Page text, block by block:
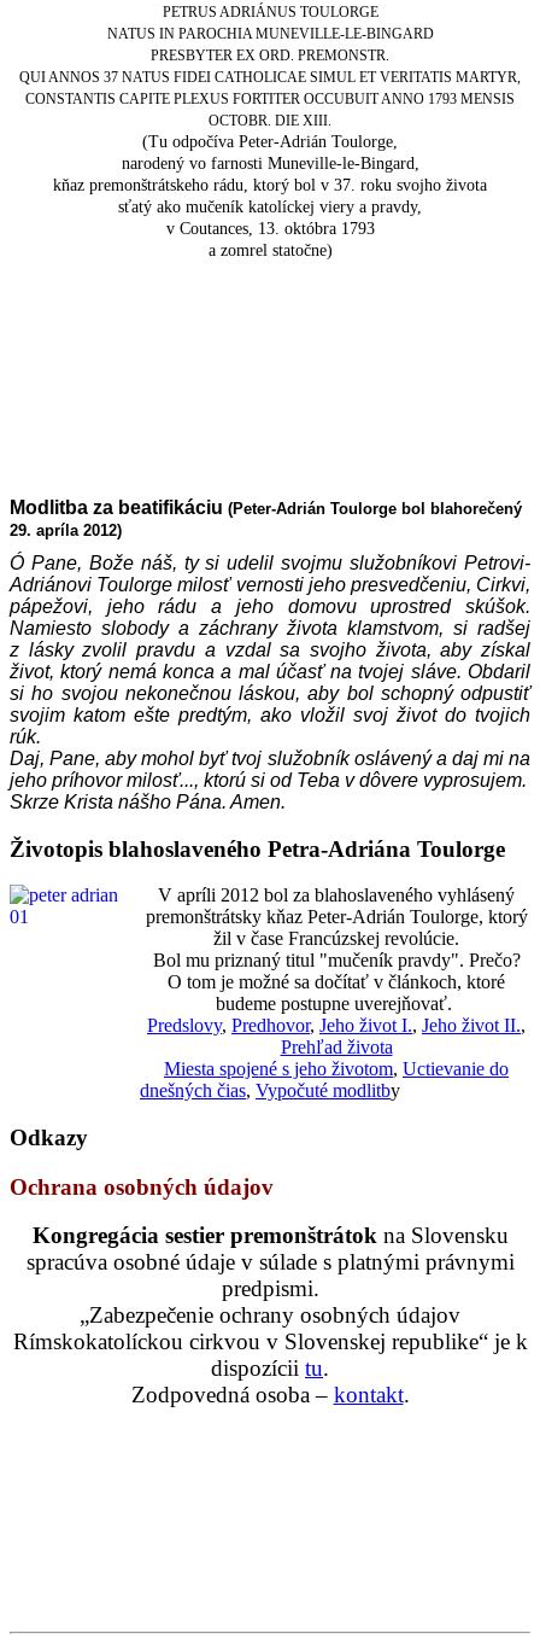
PETRUS ADRIÁNUS TOULORGE
NATUS IN PAROCHIA MUNEVILLE-LE-BINGARD
PRESBYTER EX ORD. PREMONSTR.
QUI ANNOS 37 NATUS FIDEI CATHOLICAE SIMUL ET VERITATIS MARTYR,
CONSTANTIS CAPITE PLEXUS FORTITER OCCUBUIT ANNO 1793 MENSIS
OCTOBR. DIE XIII.
(Tu odpočíva Peter-Adrián Toulorge,
narodený vo farnosti Muneville-le-Bingard,
kňaz premonštrátskeho rádu, ktorý bol v 37. roku svojho života
sťatý ako mučeník katolíckej viery a pravdy,
v Coutances, 13. októbra 1793
a zomrel statočne)
Modlitba za beatifikáciu (Peter-Adrián Toulorge bol blahorečený
29. apríla 2012)
Ó Pane, Bože náš, ty si udelil svojmu služobníkovi Petrovi-
Adriánovi Toulorge milosť vernosti jeho presvedčeniu, Cirkvi,
pápežovi, jeho rádu a jeho domovu uprostred skúšok.
Namiesto slobody a záchrany života klamstvom, si radšej
z lásky zvolil pravdu a vzdal sa svojho života, aby získal
život, ktorý nemá konca a mal účasť na tvojej sláve. Obdaril
si ho svojou nekonečnou láskou, aby bol schopný odpustiť
svojim katom ešte predtým, ako vložil svoj život do tvojich
rúk.
Daj, Pane, aby mohol byť tvoj služobník oslávený a daj mi na
jeho príhovor milosť..., ktorú si od Teba v dôvere vyprosujem.
Skrze Krista nášho Pána. Amen.
Životopis blahoslaveného Petra-Adriána Toulorge
V apríli 2012 bol za blahoslaveného vyhlásený
premonštrátsky kňaz Peter-Adrián Toulorge, ktorý
žil v čase Francúzskej revolúcie.
Bol mu priznaný titul "mučeník pravdy". Prečo?
O tom je možné sa dočítať v článkoch, ktoré
budeme postupne uverejňovať.
Predslovy, Predhovor, Jeho život I., Jeho život II.,
Prehľad života
Miesta spojené s jeho životom, Uctievanie do
dnešných čias, Vypočuté modlitby
Odkazy
Ochrana osobných údajov
Kongregácia sestier premonštrátok na Slovensku
spracúva osobné údaje v súlade s platnými právnymi
predpismi.
„Zabezpečenie ochrany osobných údajov
Rímskokatolíckou cirkvou v Slovenskej republike“ je k
dispozícii tu.
Zodpovedná osoba – kontakt.